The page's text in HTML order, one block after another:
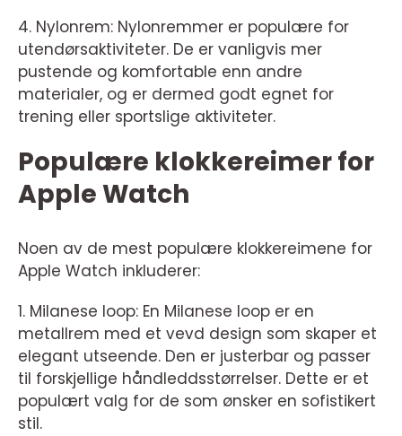
4. Nylonrem: Nylonremmer er populære for
utendørsaktiviteter. De er vanligvis mer
pustende og komfortable enn andre
materialer, og er dermed godt egnet for
trening eller sportslige aktiviteter.
Populære klokkereimer for
Apple Watch
Noen av de mest populære klokkereimene for
Apple Watch inkluderer:
1. Milanese loop: En Milanese loop er en
metallrem med et vevd design som skaper et
elegant utseende. Den er justerbar og passer
til forskjellige håndleddsstørrelser. Dette er et
populært valg for de som ønsker en sofistikert
stil.